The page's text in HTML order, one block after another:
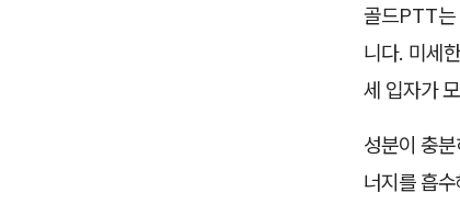
골드PTT는
니다. 미세
세 입자가
성분이 충
너지를 흡